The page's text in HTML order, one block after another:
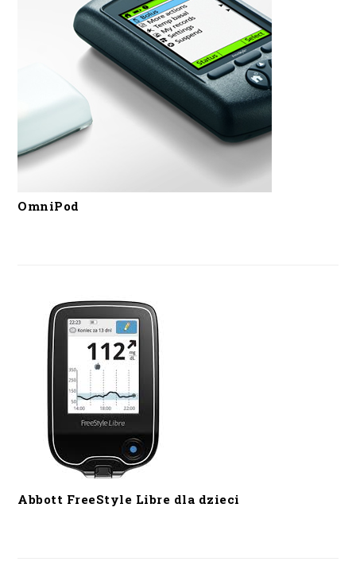
OmniPod
Abbott FreeStyle Libre dla dzieci